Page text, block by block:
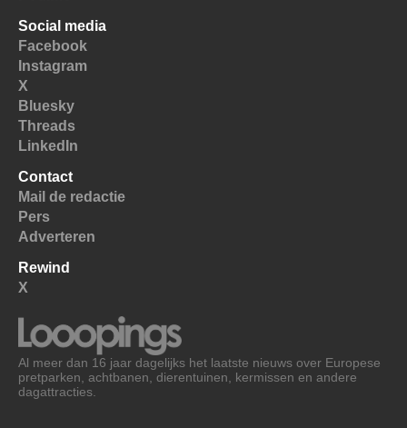
Social media
Facebook
Instagram
X
Bluesky
Threads
LinkedIn
Contact
Mail de redactie
Pers
Adverteren
Rewind
X
Al meer dan 16 jaar dagelijks het laatste nieuws over Europese
pretparken, achtbanen, dierentuinen, kermissen en andere
dagattracties.